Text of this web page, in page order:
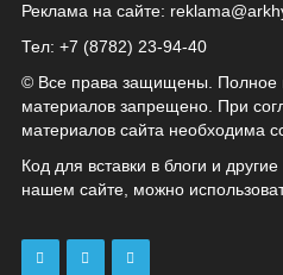
Реклама на сайте:
Тел: +7 (8782) 23‑94‑40
© Все права защищены. Полное
материалов запрещено. При
материалов сайта необходима
Код для вставки в блоги и
нашем сайте, можно